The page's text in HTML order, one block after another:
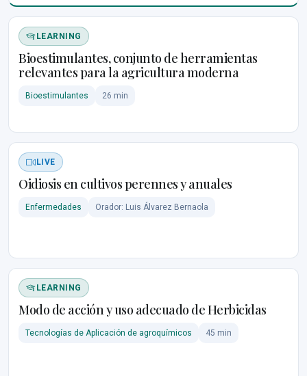
LEARNING
Bioestimulantes, conjunto de herramientas
relevantes para la agricultura moderna
Bioestimulantes 26 min
LIVE
Oidiosis en cultivos perennes y anuales
Enfermedades Orador: Luis Álvarez Bernaola
LEARNING
Modo de acción y uso adecuado de Herbicidas
Tecnologías de Aplicación de agroquímicos 45 min